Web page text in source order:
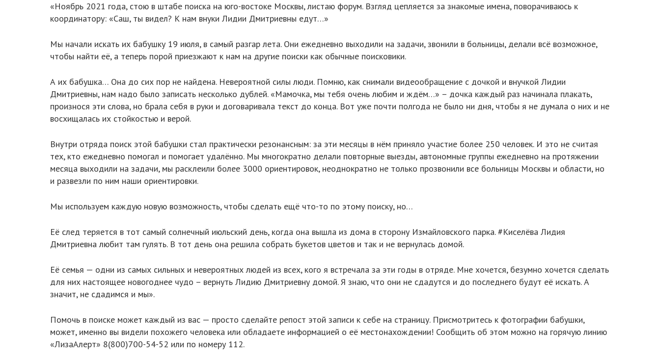
«Ноябрь 2021 года, стою в штабе поиска на юго-востоке Москвы, листаю форум. Взгляд цепляется за знакомые имена, поворачиваюсь к
координатору: «Саш, ты видел? К нам внуки Лидии Дмитриевны едут…»
Мы начали искать их бабушку 19 июля, в самый разгар лета. Они ежедневно выходили на задачи, звонили в больницы, делали всё возможное,
чтобы найти её, а теперь порой приезжают к нам на другие поиски как обычные поисковики.
А их бабушка… Она до сих пор не найдена. Невероятной силы люди. Помню, как снимали видеообращение с дочкой и внучкой Лидии
Дмитриевны, нам надо было записать несколько дублей. «Мамочка, мы тебя очень любим и ждём…» – дочка каждый раз начинала плакать,
произнося эти слова, но брала себя в руки и договаривала текст до конца. Вот уже почти полгода не было ни дня, чтобы я не думала о них и не
восхищалась их стойкостью и верой.
Внутри отряда поиск этой бабушки стал практически резонансным: за эти месяцы в нём приняло участие более 250 человек. И это не считая
тех, кто ежедневно помогал и помогает удалённо. Мы многократно делали повторные выезды, автономные группы ежедневно на протяжении
месяца выходили на задачи, мы расклеили более 3000 ориентировок, неоднократно не только прозвонили все больницы Москвы и области, но
и развезли по ним наши ориентировки.
Мы используем каждую новую возможность, чтобы сделать ещё что-то по этому поиску, но…
Её след теряется в тот самый солнечный июльский день, когда она вышла из дома в сторону Измайловского парка. #Киселёва Лидия
Дмитриевна любит там гулять. В тот день она решила собрать букетов цветов и так и не вернулась домой.
Её семья — одни из самых сильных и невероятных людей из всех, кого я встречала за эти годы в отряде. Мне хочется, безумно хочется сделать
для них настоящее новогоднее чудо – вернуть Лидию Дмитриевну домой. Я знаю, что они не сдадутся и до последнего будут её искать. А
значит, не сдадимся и мы».
Помочь в поиске может каждый из вас — просто сделайте репост этой записи к себе на страницу. Присмотритесь к фотографии бабушки,
может, именно вы видели похожего человека или обладаете информацией о её местонахождении! Сообщить об этом можно на горячую линию
«ЛизаАлерт» 8(800)700-54-52 или по номеру 112.